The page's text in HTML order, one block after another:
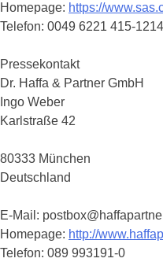
Homepage: https://
Telefon: 0049 6221 415-1214
Pressekontakt
Dr. Haffa & Partner GmbH
Ingo Weber
Karlstraße 42
80333 München
Deutschland
E-Mail:
Homepage: http://
Telefon: 089 993191-0